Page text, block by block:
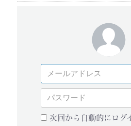
次回から自動的にログ